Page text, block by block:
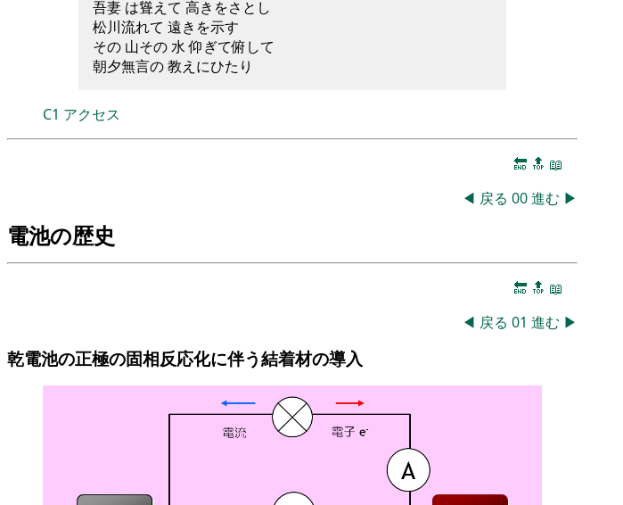
吾妻 は聳えて 高きをさとし
松川流れて 遠きを示す
その 山その 水 仰ぎて俯して
朝夕無言の 教えにひたり
C1 アクセス
🔚 🔝 📖
◀ 戻る 00進む ▶
電池の歴史
🔚 🔝 📖
◀ 戻る 01 進む ▶
乾電池の正極の固相反応化に伴う結着材の導入